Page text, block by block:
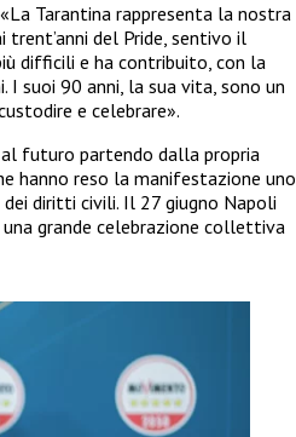
Tarantina rappresenta la nostra
del Pride, sentivo il
difficili e ha contribuito, con la
I suoi 90 anni, la sua vita, sono un
e celebrare».
al futuro partendo dalla propria
hanno reso la manifestazione uno
diritti civili. Il 27 giugno Napoli
grande celebrazione collettiva